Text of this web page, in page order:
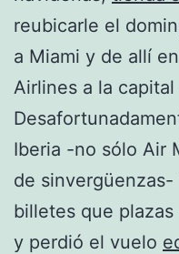
reubicarle el
a Miami y de allí
Airlines a la
Iberia -no sólo Air
de
billetes que
y perdió el vuelo